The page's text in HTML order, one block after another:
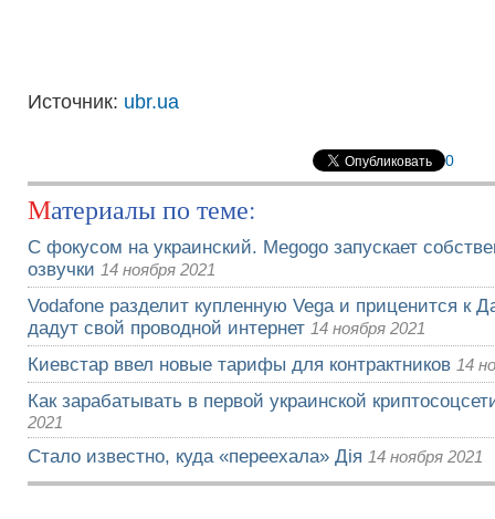
Источник: ubr.ua
0
Материалы по теме:
С фокусом на украинский. Megogo запускает
озвучки 14 ноября 2021
Vodafone разделит купленную Vega и приценится к
дадут свой проводной интернет 14 ноября 2021
Киевстар ввел новые тарифы для контрактников 14
Как зарабатывать в первой украинской
2021
Стало известно, куда «переехала» Дія 14 ноября 2021